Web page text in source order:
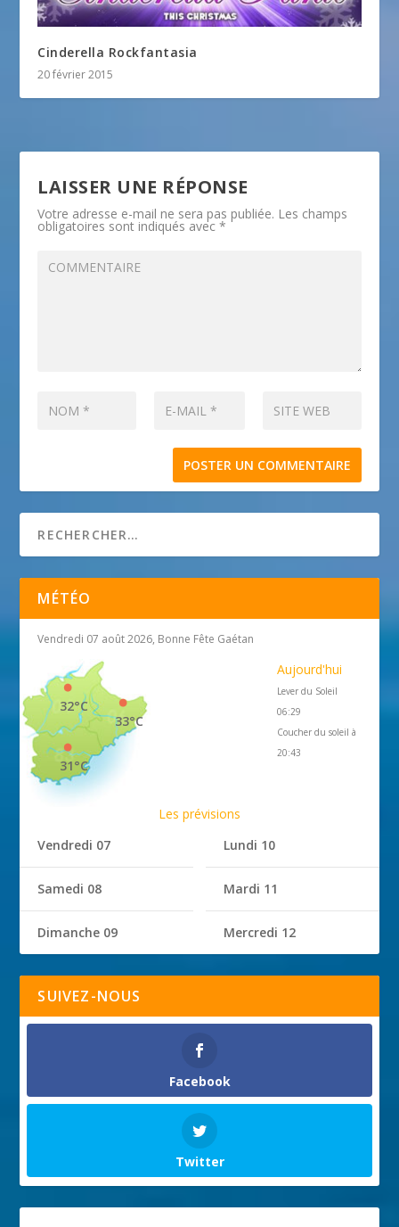
Cinderella Rockfantasia
20 février 2015
LAISSER UNE RÉPONSE
Votre adresse e-mail ne sera pas publiée. Les champs
obligatoires sont indiqués avec*
MÉTÉO
Vendredi 07 août 2026, Bonne Fête Gaétan
33°C
32°C
31°C
Aujourd'hui
Lever du Soleil
06:29
Coucher du soleil à
20:43
Les prévisions
Vendredi 07
Samedi 08
Dimanche 09
Lundi 10
Mardi 11
Mercredi 12
SUIVEZ-NOUS
Facebook
Twitter